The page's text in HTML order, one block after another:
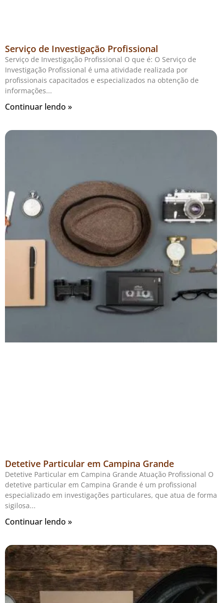
Serviço de Investigação Profissional
Serviço de Investigação Profissional O que é: O Serviço de
Investigação Profissional é uma atividade realizada por
profissionais capacitados e especializados na obtenção de
informações
Continuar lendo »
Detetive Particular em Campina Grande
Detetive Particular em Campina Grande Atuação Profissional O
detetive particular em Campina Grande é um profissional
especializado em investigações particulares, que atua de forma
sigilosa
Continuar lendo »